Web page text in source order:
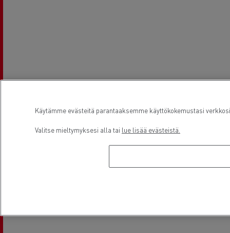
Käytämme evästeitä parantaaksemme käyttökokemustasi
Valitse mieltymyksesi alla tai lue lisää evästeistä.